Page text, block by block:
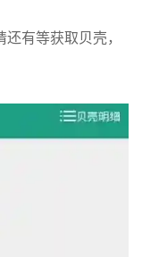
有等获取贝壳，